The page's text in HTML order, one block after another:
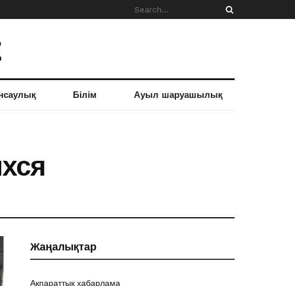
Білім Ауыл шаруашылық
Жаңалықтар
Ақпараттық хабарлама